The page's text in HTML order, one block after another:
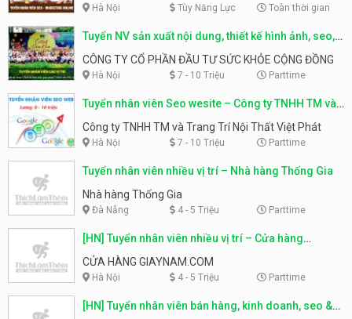
Hà Nội Tùy Năng Lực Toàn thời gian
Tuyển NV sản xuất nội dung, thiết kế hình ảnh, seo,
ads
CÔNG TY CỔ PHẦN ĐẦU TƯ SỨC KHỎE CỘNG ĐỒNG
Hà Nội 7 - 10 Triệu Parttime
Tuyển nhân viên Seo wesite – Công ty TNHH TM và
Trang Trí Nội Thất Việt Phát
Công ty TNHH TM và Trang Trí Nội Thất Việt Phát
Hà Nội 7 - 10 Triệu Parttime
Tuyển nhân viên nhiều vị trí – Nhà hàng Thống Gia
Nhà hàng Thống Gia
Đà Nẵng 4 - 5 Triệu Parttime
[HN] Tuyển nhân viên nhiều vị trí – Cửa hàng
Giaynam.com
CỬA HÀNG GIAYNAM.COM
Hà Nội 4 - 5 Triệu Parttime
[HN] Tuyển nhân viên bán hàng, kinh doanh, seo &